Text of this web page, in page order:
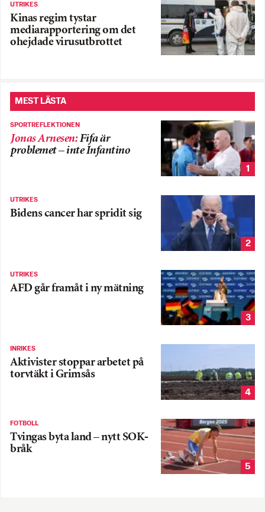
UTRIKES
Kinas regim tystar
mediarapportering om det
ohejdade virusutbrottet
MEST LÄSTA
SPORTREFLEKTIONEN
Jonas Arnesen:Fifa är
problemet – inte Infantino
1
UTRIKES
Bidens cancer har spridit sig
2
UTRIKES
AFD går framåt i ny mätning
3
INRIKES
Aktivister stoppar arbetet på
torvtäkt i Grimsås
4
FOTBOLL
Tvingas byta land – nytt SOK-
bråk
5